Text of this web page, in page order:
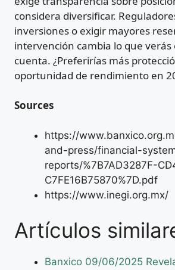
considera diversificar.
inversiones o exigir mayores
intervención cambia lo que verás
cuenta. ¿Preferirías más
oportunidad de rendimiento en
Sources
https://
and-press/financial-
reports/%7B7AD3287F-
C7FE16B75870%7D.pdf
https://www.inegi.org.mx/
Artículos
Banxico 09/06/2025